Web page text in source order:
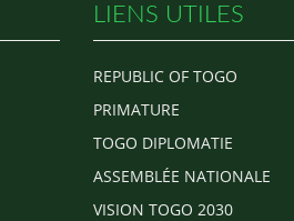
LIENS UTILES
REPUBLIC OF TOGO
PRIMATURE
TOGO DIPLOMATIE
ASSEMBLÉE NATIONALE
VISION TOGO 2030